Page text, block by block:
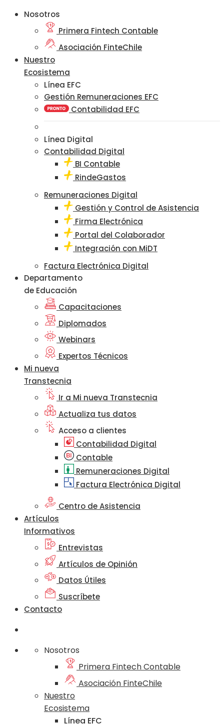
Nosotros
Primera Fintech Contable
Asociación FinteChile
Nuestro
Ecosistema
Línea EFC
Gestión Remuneraciones EFC
Contabilidad EFC
Línea Digital
Contabilidad Digital
BI Contable
RindeGastos
Remuneraciones Digital
Gestión y Control de Asistencia
Firma Electrónica
Portal del Colaborador
Integración con MiDT
Factura Electrónica Digital
Departamento
de Educación
Capacitaciones
Diplomados
Webinars
Expertos Técnicos
Mi nueva
Transtecnia
Ir a Mi nueva Transtecnia
Actualiza tus datos
Acceso a clientes
Contabilidad Digital
Contable
Remuneraciones Digital
Factura Electrónica Digital
Centro de Asistencia
Artículos
Informativos
Entrevistas
Artículos de Opinión
Datos Útiles
Suscríbete
Contacto
Nosotros
Primera Fintech Contable
Asociación FinteChile
Nuestro
Ecosistema
Línea EFC